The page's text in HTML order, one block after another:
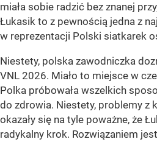
miała sobie radzić bez znanej
Łukasik to z pewnością jedna z
w reprezentacji Polski siatkarek
Niestety, polska zawodniczka
VNL 2026. Miało to miejsce w
Polka próbowała wszelkich
do zdrowia. Niestety, problemy z
okazały się na tyle poważne, że
radykalny krok. Rozwiązaniem